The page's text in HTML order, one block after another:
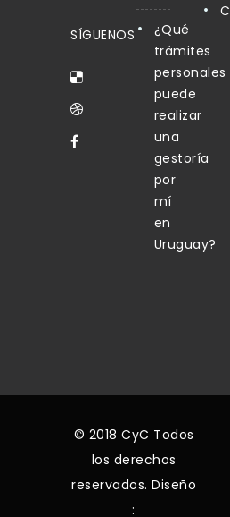
SÍGUENOS
¿Qué
trámites
personales
puede
realizar
una
gestoría
por
mí
en
Uruguay?
© 2018 CyC Todos
los derechos
reservados.Diseño
: